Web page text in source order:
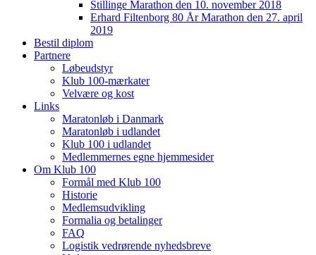
Stillinge Marathon den 10. november 2018
Erhard Filtenborg 80 År Marathon den 27. april
2019
Bestil diplom
Partnere
Løbeudstyr
Klub 100-mærkater
Velvære og kost
Links
Maratonløb i Danmark
Maratonløb i udlandet
Klub 100 i udlandet
Medlemmernes egne hjemmesider
Om Klub 100
Formål med Klub 100
Historie
Medlemsudvikling
Formalia og betalinger
FAQ
Logistik vedrørende nyhedsbreve